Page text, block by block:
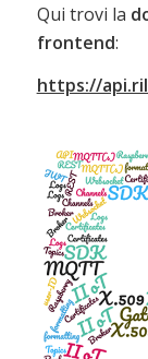
Qui trovi la
frontend:
https://